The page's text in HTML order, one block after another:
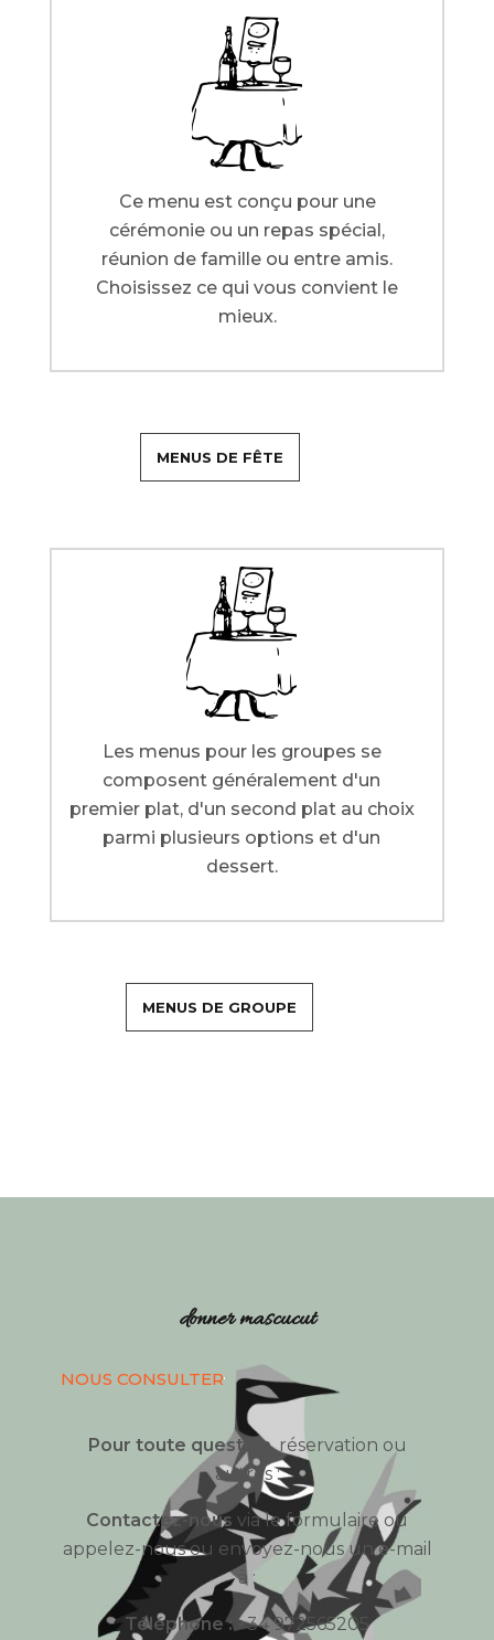
Ce menu est conçu pour une
cérémonie ou un repas spécial,
réunion de famille ou entre amis.
Choisissez ce qui vous convient le
mieux.
MENUS DE FÊTE
Les menus pour les groupes se
composent généralement d'un
premier plat, d'un second plat au choix
parmi plusieurs options et d'un
dessert.
MENUS DE GROUPE
donner mascucut
NOUS CONSULTER
Pour toute question, réservation ou
autres :
Contactez-nous via le formulaire ou
appelez-nous ou envoyez-nous un e-mail
à :
Téléphone :+34 972565205